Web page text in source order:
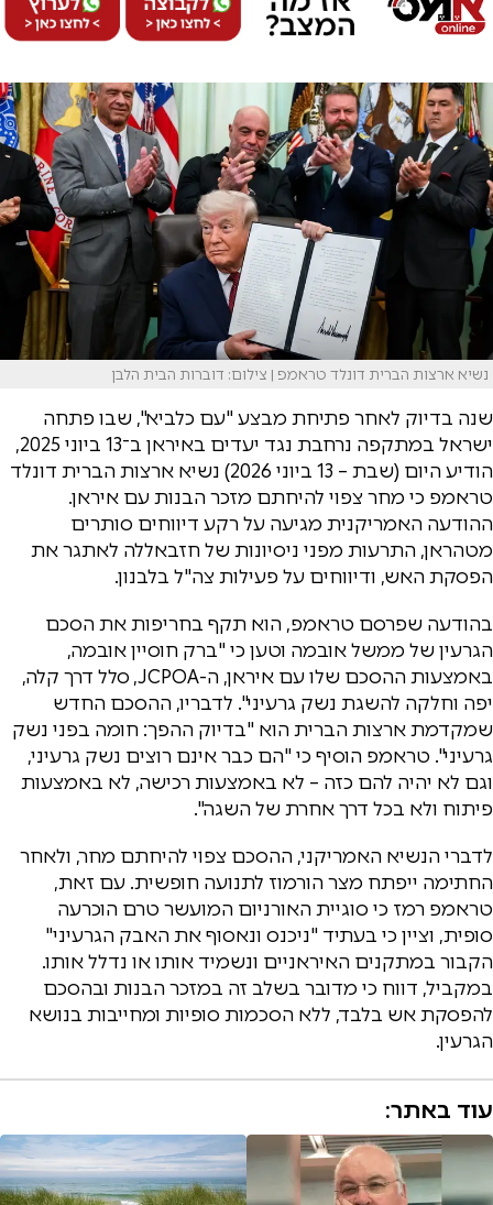
נשיא ארצות הברית דונלד טראמפ | צילום: דוברות הבית הלבן
שנה בדיוק לאחר פתיחת מבצע "עם כלביא", שבו פתחה
ישראל במתקפה נרחבת נגד יעדים באיראן ב־13 ביוני 2025,
הודיע היום (שבת – 13 ביוני 2026) נשיא ארצות הברית דונלד
טראמפ כי מחר צפוי להיחתם מזכר הבנות עם איראן.
ההודעה האמריקנית מגיעה על רקע דיווחים סותרים
מטהראן, התרעות מפני ניסיונות של חזבאללה לאתגר את
הפסקת האש, ודיווחים על פעילות צה"ל בלבנון.
בהודעה שפרסם טראמפ, הוא תקף בחריפות את הסכם
הגרעין של ממשל אובמה וטען כי "ברק חוסיין אובמה,
באמצעות ההסכם שלו עם איראן, ה-JCPOA, סלל דרך קלה,
יפה וחלקה להשגת נשק גרעיני". לדבריו, ההסכם החדש
שמקדמת ארצות הברית הוא "בדיוק ההפך: חומה בפני נשק
גרעיני". טראמפ הוסיף כי "הם כבר אינם רוצים נשק גרעיני,
וגם לא יהיה להם כזה – לא באמצעות רכישה, לא באמצעות
פיתוח ולא בכל דרך אחרת של השגה".
לדברי הנשיא האמריקני, ההסכם צפוי להיחתם מחר, ולאחר
החתימה ייפתח מצר הורמוז לתנועה חופשית. עם זאת,
טראמפ רמז כי סוגיית האורניום המועשר טרם הוכרעה
סופית, וציין כי בעתיד "ניכנס ונאסוף את האבק הגרעיני"
הקבור במתקנים האיראניים ונשמיד אותו או נדלל אותו.
במקביל, דווח כי מדובר בשלב זה במזכר הבנות ובהסכם
להפסקת אש בלבד, ללא הסכמות סופיות ומחייבות בנושא
הגרעין.
עוד באתר: